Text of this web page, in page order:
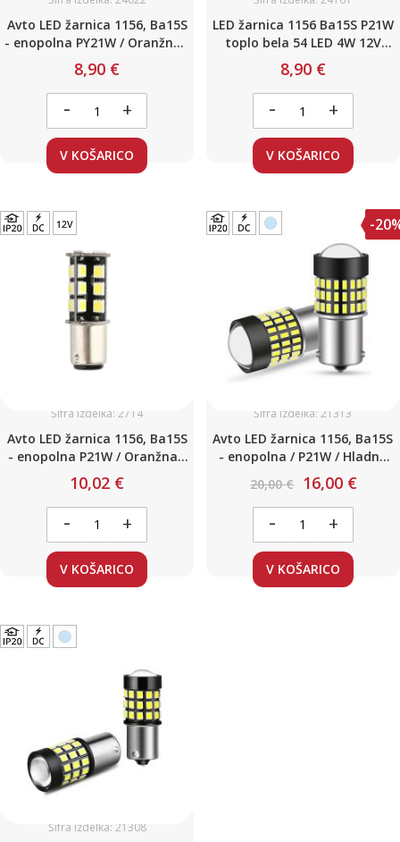
Avto LED žarnica 1156, Ba15S
- enopolna PY21W / Oranžna /
21 LED / 8W / 12-24V / Canbus
8,90 €
- +
V KOŠARICO
LED žarnica 1156 Ba15S P21W
toplo bela 54 LED 4W 12V
Canbus
8,90 €
- +
V KOŠARICO
Šifra izdelka: 2714
Avto LED žarnica 1156, Ba15S
- enopolna P21W / Oranžna /
27 LED / 6,5W / 12V / Canbus
10,02 €
- +
V KOŠARICO
-
Šifra izdelka: 21313
Avto LED žarnica 1156, Ba15S
- enopolna / P21W / Hladno
bela / 78 LED z LEČO / 12-24V
Canbus / 2 kosa
20,00 € 16,00 €
- +
V KOŠARICO
Šifra izdelka: 21308